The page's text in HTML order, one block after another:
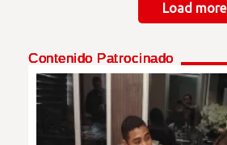
Load more
Contenido Patrocinado